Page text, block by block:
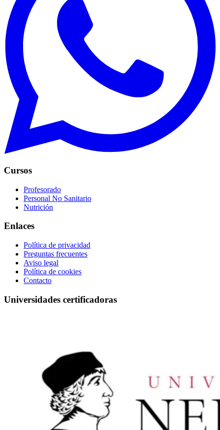
Cursos
Profesorado
Personal No Sanitario
Nutrición
Enlaces
Política de privacidad
Preguntas frecuentes
Aviso legal
Política de cookies
Contacto
Universidades certificadoras